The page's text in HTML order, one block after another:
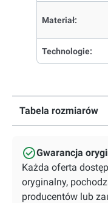
Materiał:
Technologie:
Tabela rozmiarów
Gwarancja
Każda oferta
oryginalny,
producentów lub